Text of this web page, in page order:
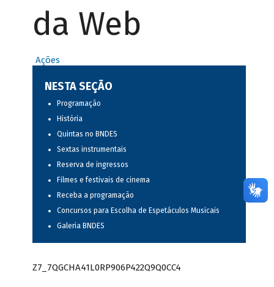
da Web
Ações
NESTA SEÇÃO
Programação
História
Quintas no BNDES
Sextas instrumentais
Reserva de ingressos
Filmes e festivais de cinema
Receba a programação
Concursos para Escolha de Espetáculos Musicais
Galeria BNDES
Z7_7QGCHA41L0RP906P422Q9Q0CC4